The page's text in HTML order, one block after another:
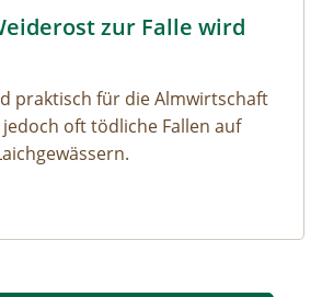
zur Falle wird
praktisch für die Almwirtschaft
oft tödliche Fallen auf